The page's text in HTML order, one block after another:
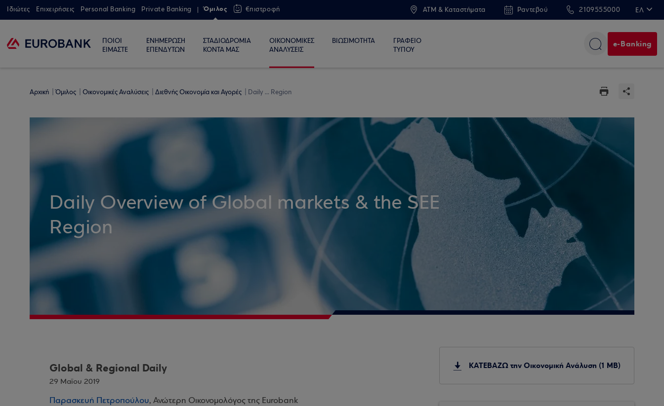
Ιδιώτες Επιχειρήσεις Personal Banking Private Banking Όμιλος €πιστροφή ATM & Καταστήματα Ραντεβού 2109555000 ΕΛ
ΠΟΙΟΙ
ΕΙΜΑΣΤΕ
ΕΝΗΜΕΡΩΣΗ
ΕΠΕΝΔΥΤΩΝ
ΣΤΑΔΙΟΔΡΟΜΙΑ
ΚΟΝΤΑ ΜΑΣ
ΟΙΚΟΝΟΜΙΚΕΣ
ΑΝΑΛΥΣΕΙΣ
ΒΙΩΣΙΜΟΤΗΤΑ
ΓΡΑΦΕΙΟ
ΤΥΠΟΥ
e-Banking
Αρχική Όμιλος Οικονομικές Αναλύσεις Διεθνής Οικονομία και Αγορές Daily ... Region
Daily Overview of Global markets & the SEE
Region
Global & Regional Daily
29 Μαΐου 2019
Παρασκευή Πετροπούλου, Ανώτερη Οικονομολόγος της Eurobank
ΚΑΤΕΒΑΖΩ την Οικονομική Ανάλυση (1 MB)